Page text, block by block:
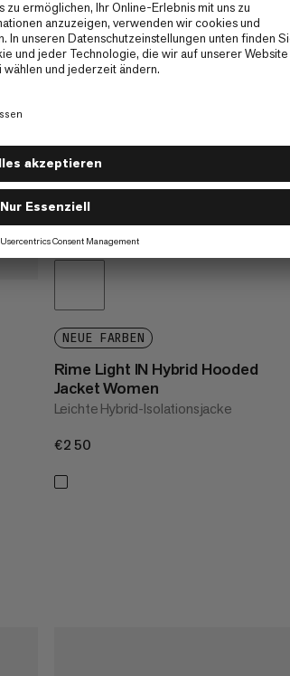
NEUE FARBEN
Rime Light IN Hybrid Hooded
Jacket Women
Leichte Hybrid-Isolationsjacke
€250